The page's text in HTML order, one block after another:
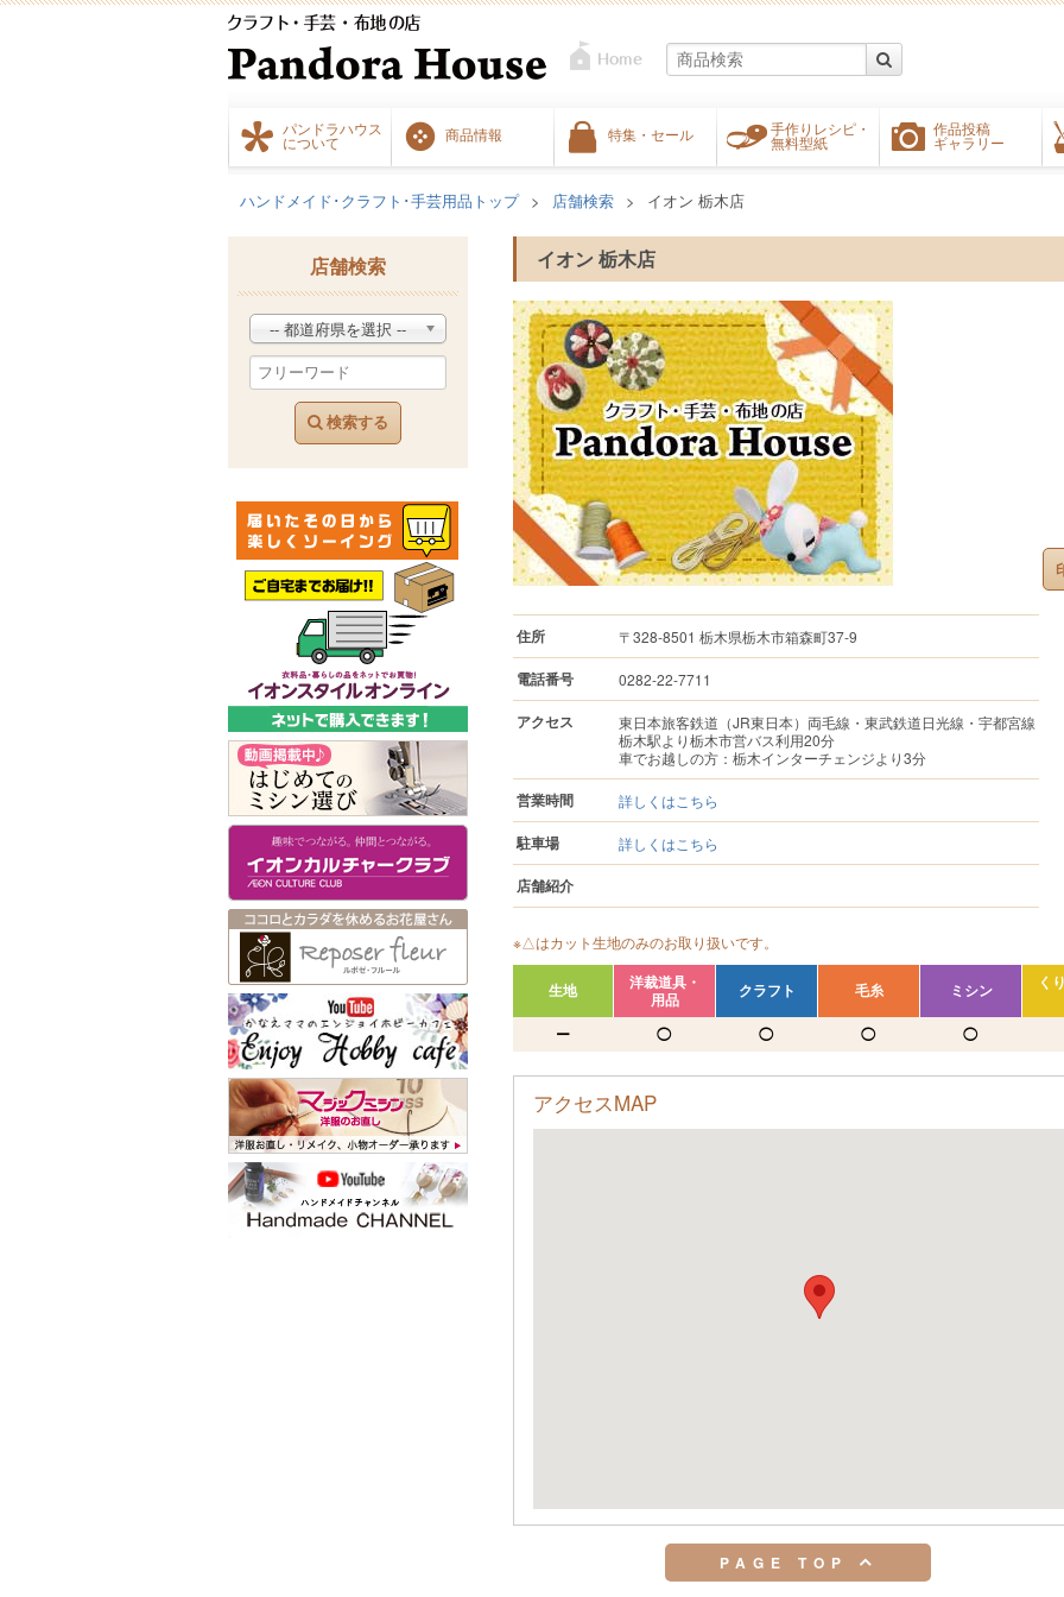
パンドラハウス
について
商品情報 特集・セール
手作りレシピ・
無料型紙
作品投稿
ギャラリー
ハンドメイド･クラフト･手芸用品トップ 店舗検索 イオン 栃木店
イオン 栃木店
住所 〒328-8501 栃木県栃木市箱森町37-9
電話番号 0282-22-7711
アクセス
東日本旅客鉄道（JR東日本）両毛線・東武鉄道日光線・宇都宮線
栃木駅より栃木市営バス利用20分
車でお越しの方：栃木インターチェンジより3分
営業時間 詳しくはこちら
駐車場 詳しくはこちら
店舗紹介
※△はカット生地のみのお取り扱いです。
生地
洋裁道具・
用品
クラフト 毛糸 ミシン
く
ー
◯ ◯ ◯ ◯
アクセスMAP
店舗検索
-- 都道府県を選択 --
検索する
PAGE TOP